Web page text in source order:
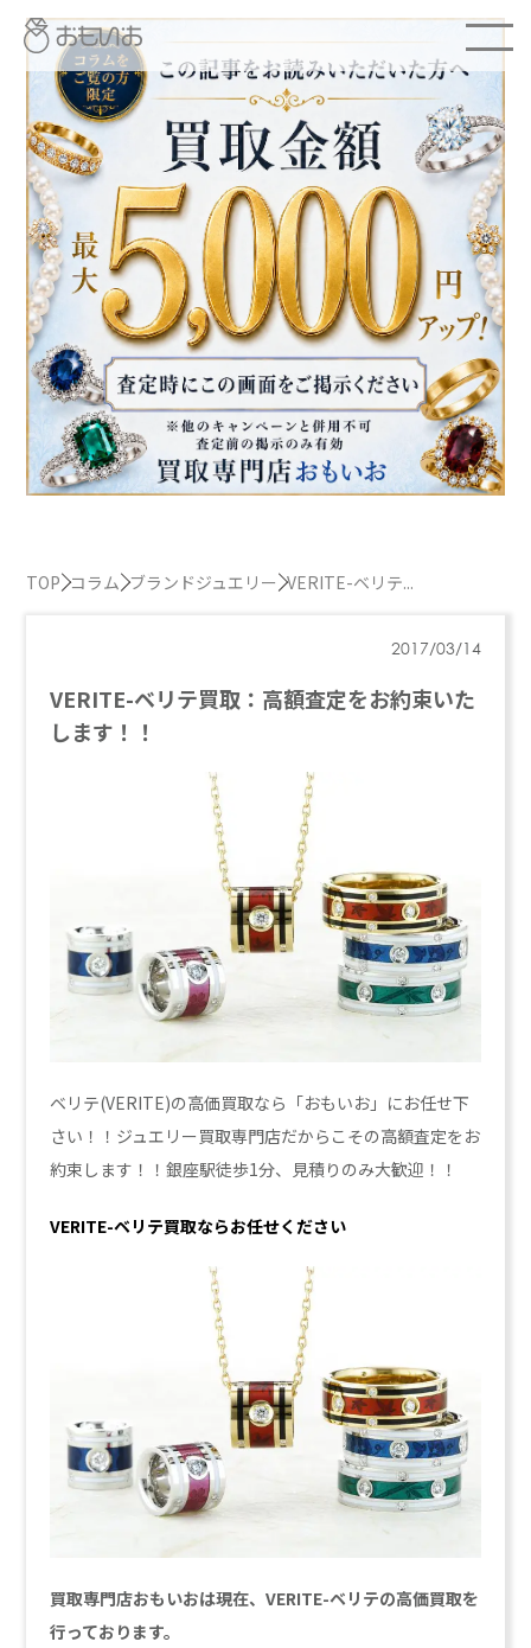
TOP コラム ブランドジュエリー VERITE-ベリテ...
2017/03/14
VERITE-ベリテ買取：高額査定をお約束いた
します！！
ベリテ(VERITE)の高価買取なら「おもいお」にお任せ下
さい！！ジュエリー買取専門店だからこその高額査定をお
約束します！！銀座駅徒歩1分、見積りのみ大歓迎！！
VERITE-ベリテ買取ならお任せください
買取専門店おもいおは現在、VERITE-ベリテの高価買取を
行っております。